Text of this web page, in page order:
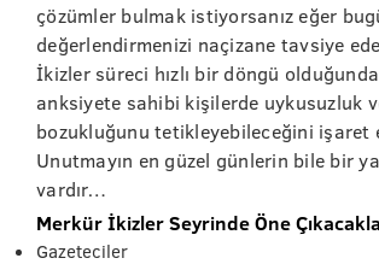
çözümler bulmak istiyorsanız eğer
değerlendirmenizi naçizane tavsiye
İkizler süreci hızlı bir döngü
anksiyete sahibi kişilerde uykusuzluk
bozukluğunu tetikleyebileceğini işaret
Unutmayın en güzel günlerin bile bir
vardır…
Merkür İkizler Seyrinde Öne
Gazeteciler